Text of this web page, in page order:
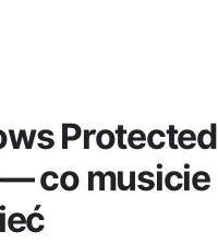
co musicie